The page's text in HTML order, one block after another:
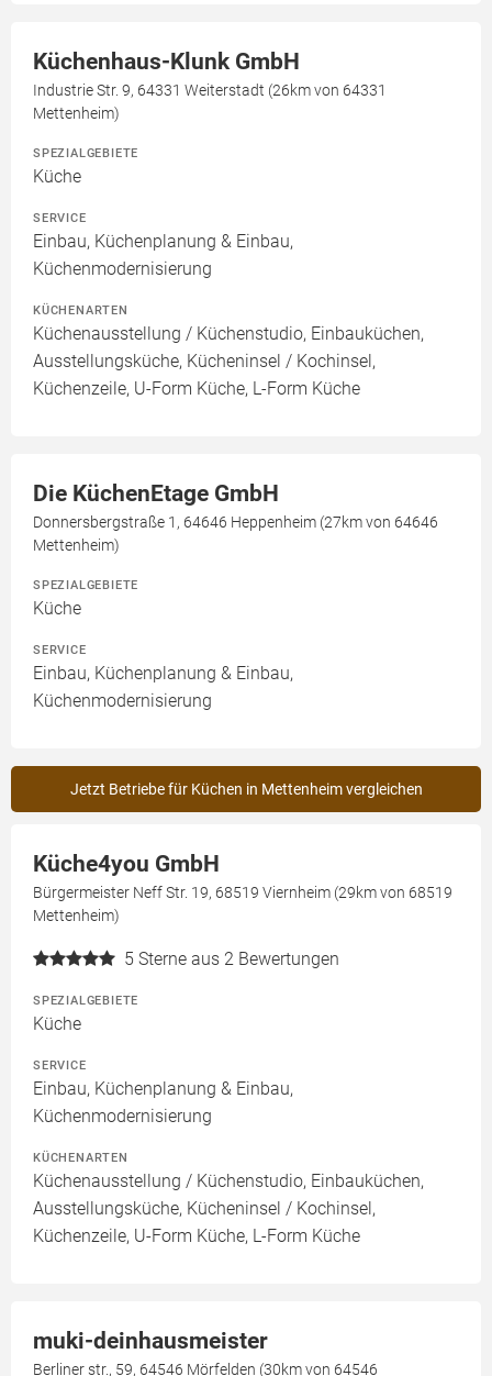
Küchenhaus-Klunk GmbH
Industrie Str. 9, 64331 Weiterstadt (26km von 64331
Mettenheim)
SPEZIALGEBIETE
Küche
SERVICE
Einbau, Küchenplanung & Einbau,
Küchenmodernisierung
KÜCHENARTEN
Küchenausstellung / Küchenstudio, Einbauküchen,
Ausstellungsküche, Kücheninsel / Kochinsel,
Küchenzeile, U-Form Küche, L-Form Küche
Die KüchenEtage GmbH
Donnersbergstraße 1, 64646 Heppenheim (27km von 64646
Mettenheim)
SPEZIALGEBIETE
Küche
SERVICE
Einbau, Küchenplanung & Einbau,
Küchenmodernisierung
Jetzt Betriebe für Küchen in Mettenheim vergleichen
Küche4you GmbH
Bürgermeister Neff Str. 19, 68519 Viernheim (29km von 68519
Mettenheim)
5 Sterne aus 2 Bewertungen
SPEZIALGEBIETE
Küche
SERVICE
Einbau, Küchenplanung & Einbau,
Küchenmodernisierung
KÜCHENARTEN
Küchenausstellung / Küchenstudio, Einbauküchen,
Ausstellungsküche, Kücheninsel / Kochinsel,
Küchenzeile, U-Form Küche, L-Form Küche
muki-deinhausmeister
Berliner str., 59, 64546 Mörfelden (30km von 64546